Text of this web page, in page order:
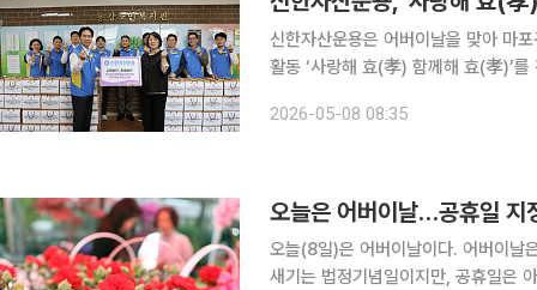
신한자산운용은 어버이날을 맞아 마
활동 ‘사랑해 효(孝) 함께해 효(孝)’
배려의 가치를 실천하기 위해 마련됐
2026-05-08 08:35
오늘은 어버이날…공휴일 지
오늘(8일)은 어버이날이다. 어버이날
새기는 법정기념일이지만, 공휴일은 아니다. 어버이날은 1956년 ‘어머니날’에서